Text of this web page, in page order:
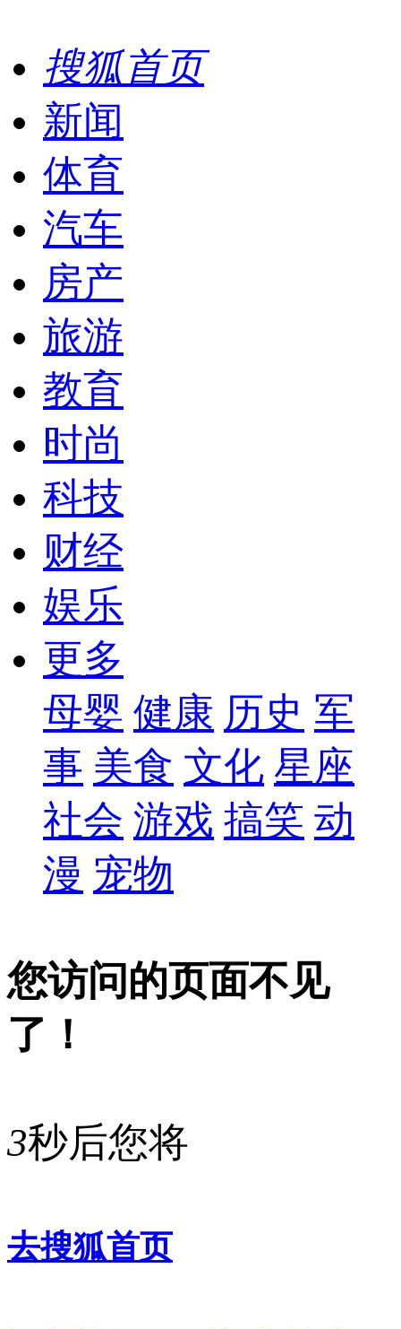
搜狐首页
新闻
体育
汽车
房产
旅游
教育
时尚
科技
财经
娱乐
更多
母婴 健康 历史 军
事 美食 文化 星座
社会 游戏 搞笑 动
漫 宠物
您访问的页面不见
了！
3秒后您将
去搜狐首页